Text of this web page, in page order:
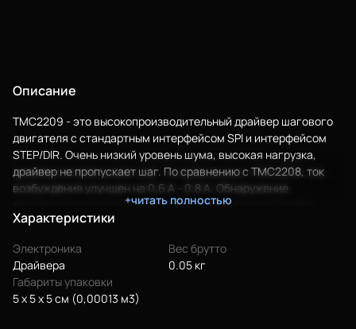
Описание
TMC2209 - это высокопроизводительный драйвер шагового
двигателя с стандартным интерфейсом SPI и интерфейсом
STEP/DIR. Очень низкий уровень шума, высокая нагрузка,
драйвер не пропускает шаг. По сравнению с TMC2208, ток
возбуждения улучшен на 0,6 А - 0,8 А. Обнаружение
экстренного останова двигателя, который может подать
ненормальный сигнал. Динамическая регулировка тока
предосторожности: Всегда отключайте электропитание
перед установкой драйвера. Обязательно проверьте
правильность установки, чтобы предотвратить повреждение
из-за обратного подключения. Не подключайте и не
+читать полностью
Характеристики
Электроника
Драйвера
Вес брутто
0.05 кг
Габариты упаковки
5 x 5 x 5 см (0,00013 м3)
Еще
Войти
О нас